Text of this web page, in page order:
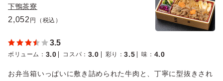
下鴨茶寮
2,052 円（税込）
3.5
ボリューム ： 3.0 コスパ ： 3.0 彩り ：3.5 味 ： 4.0
お弁当箱いっぱいに敷き詰められた牛肉と、丁寧に型抜きされ